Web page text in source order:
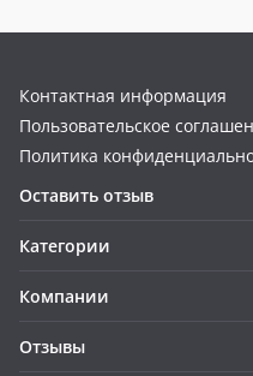
Контактная информация
Пользовательское
Политика
Оставить отзыв
Категории
Компании
Отзывы